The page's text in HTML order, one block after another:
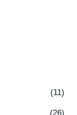
(11)
(26)